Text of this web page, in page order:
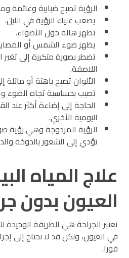
الرؤية تصبح ضبابية وغائمة
يصعب عليك الرؤية في الليل.
تظهر هالة حول الأضواء.
يظهر ضوء الشمس أو
تضطر بصورة متكررة إلى تغير
اللاصقة.
الألوان تصبح باهتة أو مائلة
تصيب بحساسية تجاه الضوء
الحاجة إلى إضاءة أكثر عند
اليومية الأخري.
الرؤية المزدوجة وهي رؤية
تؤدي إلى الشعور بالدوخة
علاج المياه
العيون بدون
تعتبر الجراحة هي الطريقة الوحيدة
في العيون، ولكن قد لا نحتاج إلى
فورا.